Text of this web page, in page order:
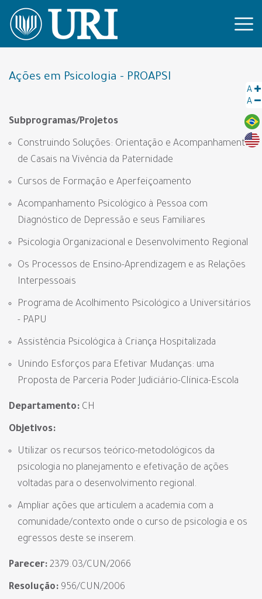
A
A
Ações em Psicologia - PROAPSI
Subprogramas/Projetos
Construindo Soluções: Orientação e Acompanhamento
de Casais na Vivência da Paternidade
Cursos de Formação e Aperfeiçoamento
Acompanhamento Psicológico à Pessoa com
Diagnóstico de Depressão e seus Familiares
Psicologia Organizacional e Desenvolvimento Regional
Os Processos de Ensino-Aprendizagem e as Relações
Interpessoais
Programa de Acolhimento Psicológico a Universitários
- PAPU
Assistência Psicológica à Criança Hospitalizada
Unindo Esforços para Efetivar Mudanças: uma
Proposta de Parceria Poder Judiciário-Clínica-Escola
Departamento: CH
Objetivos:
Utilizar os recursos teórico-metodológicos da
psicologia no planejamento e efetivação de ações
voltadas para o desenvolvimento regional.
Ampliar ações que articulem a academia com a
comunidade/contexto onde o curso de psicologia e os
egressos deste se inserem.
Parecer: 2379.03/CUN/2066
Resolução: 956/CUN/2006